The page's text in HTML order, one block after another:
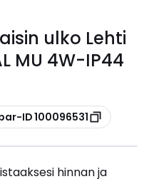
ulko Lehti
MU 4W-IP44
ID 100096531
hinnan ja